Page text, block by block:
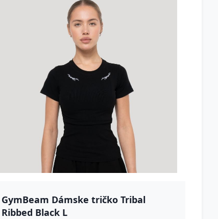
GymBeam Dámske tričko Tribal
Ribbed Black L